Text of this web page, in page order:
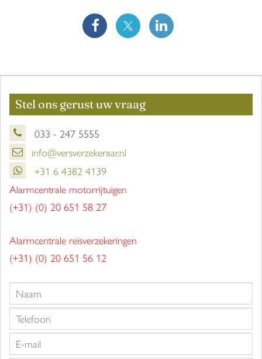
Stel ons gerust uw vraag
033 - 247 5555
info@versverzekeraar.nl
+31 6 4382 4139
Alarmcentrale motorrijtuigen
(+31) (0) 20 651 58 27
Alarmcentrale reisverzekeringen
(+31) (0) 20 651 56 12